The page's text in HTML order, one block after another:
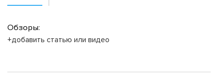
Обзоры:
+добавить статью или видео